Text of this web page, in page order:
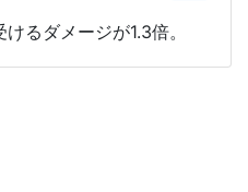
るダメージが1.3倍。